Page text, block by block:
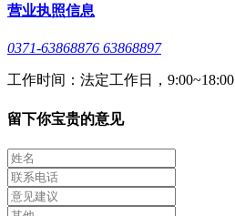
营业执照信息
0371-63868876 63868897
工作时间：法定工作日，9:00~18:00
留下你宝贵的意见